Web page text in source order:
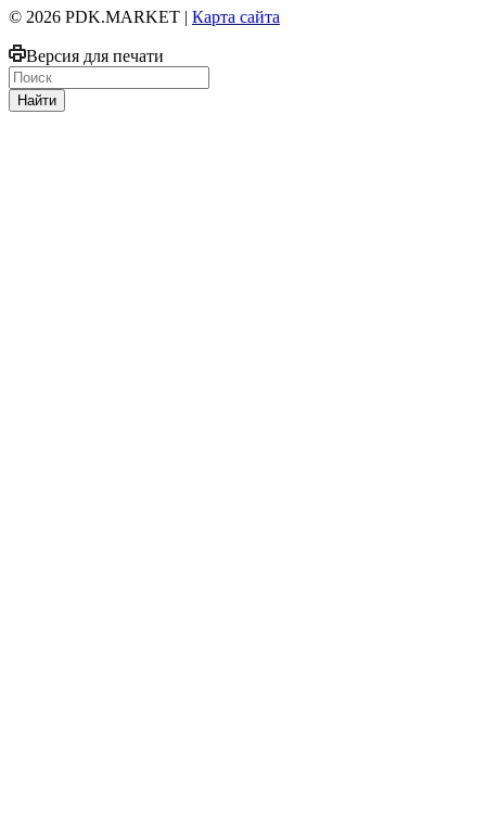
© 2026 PDK.MARKET | Карта сайта
Версия для печати
Найти